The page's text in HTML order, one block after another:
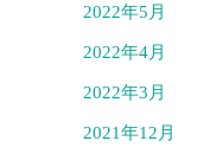
2022年5月
2022年4月
2022年3月
2021年12月